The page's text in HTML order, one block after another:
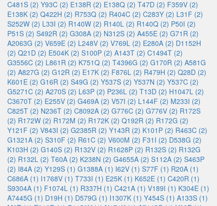
C481S (2) Y93C (2) E138R (2) E138Q (2) T47D (2) F359V (2)
E138K (2) Q422H (2) R753Q (2) R404C (2) C283Y (2) L31F (2)
S252W (2) L33I (2) R140W (2) R140L (2) R140Q (2) P50I (2)
P51S (2) S492R (2) G308A (2) N312S (2) A455E (2) G71R (2)
A2063G (2) V659E (2) L248V (2) V769L (2) E280A (2) D1152H
(2) Q21D (2) E504K (2) S100P (2) A143T (2) C1494T (2)
G3556C (2) L861R (2) K751Q (2) T4396G (2) G170R (2) A581G
(2) A827G (2) G12R (2) E17K (2) F876L (2) R479H (2) Q28D (2)
K601E (2) G16R (2) S49G (2) Y537S (2) Y537N (2) Y537C (2)
G5271C (2) A270S (2) L63P (2) P236L (2) T13D (2) H1047L (2)
C3670T (2) E255V (2) G469A (2) V57I (2) L144F (2) M233I (2)
C825T (2) N236T (2) C8092A (2) G776C (2) G776V (2) R172S
(2) R172W (2) R172M (2) R172K (2) Q192R (2) R172G (2)
Y121F (2) V843I (2) G2385R (2) Y143R (2) K101P (2) R463C (2)
G1321A (2) S310F (2) R61C (2) V600M (2) F31I (2) D538G (2)
K103H (2) G140S (2) R132V (2) R1628P (2) R132S (2) R132G
(2) R132L (2) T60A (2) K238N (2) G4655A (2) S112A (2) S463P
(2) I84A (2) Y129S (1) G1388A (1) I62V (1) S77F (1) R20A (1)
C686A (1) I1768V (1) T733I (1) E25K (1) K652E (1) C420R (1)
S9304A (1) F1074L (1) R337H (1) C421A (1) V189I (1) K304E (1)
A7445G (1) D19H (1) D579G (1) I1307K (1) Y454S (1) A133S (1)